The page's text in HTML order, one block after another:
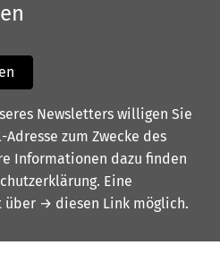
Newsletters willigen Sie
zum Zwecke des
Informationen dazu finden
. Eine
über → diesen Link möglich.